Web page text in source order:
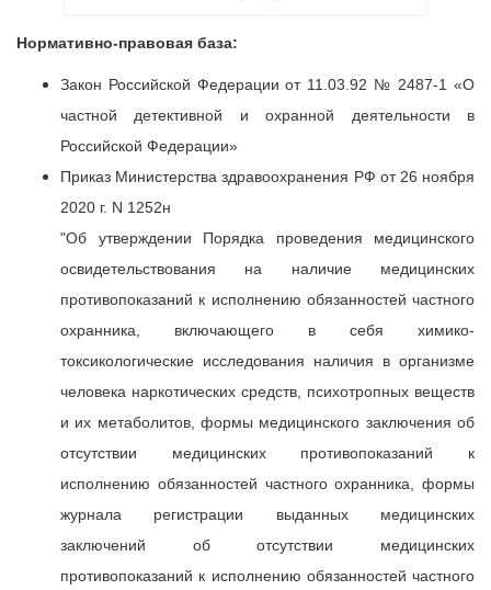
Нормативно-правовая база:
Закон Российской Федерации от 11.03.92 № 2487-1 «О
частной детективной и охранной деятельности в
Российской Федерации»
Приказ Министерства здравоохранения РФ от 26 ноября
2020 г. N 1252н
"Об утверждении Порядка проведения медицинского
освидетельствования на наличие медицинских
противопоказаний к исполнению обязанностей частного
охранника, включающего в себя химико-
токсикологические исследования наличия в организме
человека наркотических средств, психотропных веществ
и их метаболитов, формы медицинского заключения об
отсутствии медицинских противопоказаний к
исполнению обязанностей частного охранника, формы
журнала регистрации выданных медицинских
заключений об отсутствии медицинских
противопоказаний к исполнению обязанностей частного